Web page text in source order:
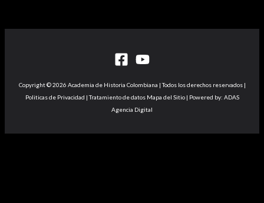
Copyright © 2026 Academia de Historia Colombiana | Todos los derechos reservados |
Politicas de Privacidad | Tratamiento de datos Mapa del Sitio | Powered by: ADAS
Agencia Digital